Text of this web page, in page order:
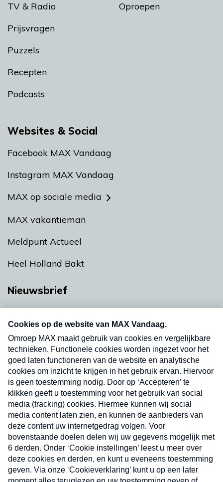
TV & Radio
Prijsvragen
Puzzels
Recepten
Podcasts
Oproepen
Websites & Social
Facebook MAX Vandaag
Instagram MAX Vandaag
MAX op sociale media
MAX vakantieman
Meldpunt Actueel
Heel Holland Bakt
Nieuwsbrief
Neem hier een gratis abonnement op onze
nieuwsbrief. Elke vrijdag- en dinsdagochtend in
uw mailbox.
Verzend
Nieuwsbrief
Neem hier een gratis abonnement op onze